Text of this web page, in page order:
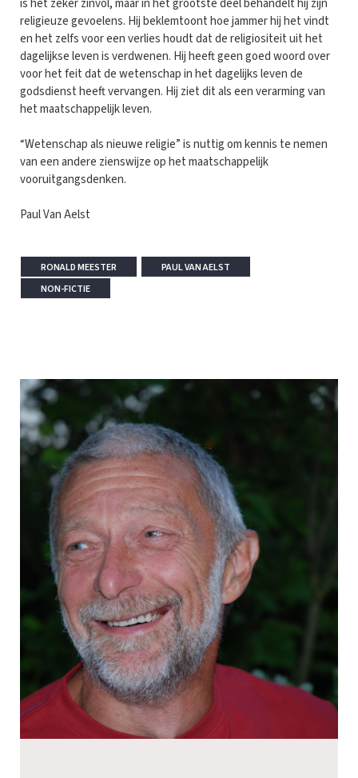
is het zeker zinvol, maar in het grootste deel behandelt hij zijn
religieuze gevoelens. Hij beklemtoont hoe jammer hij het vindt
en het zelfs voor een verlies houdt dat de religiositeit uit het
dagelijkse leven is verdwenen. Hij heeft geen goed woord over
voor het feit dat de wetenschap in het dagelijks leven de
godsdienst heeft vervangen. Hij ziet dit als een verarming van
het maatschappelijk leven.
“Wetenschap als nieuwe religie” is nuttig om kennis te nemen
van een andere zienswijze op het maatschappelijk
vooruitgangsdenken.
Paul Van Aelst
RONALD MEESTER
PAUL VAN AELST
NON-FICTIE